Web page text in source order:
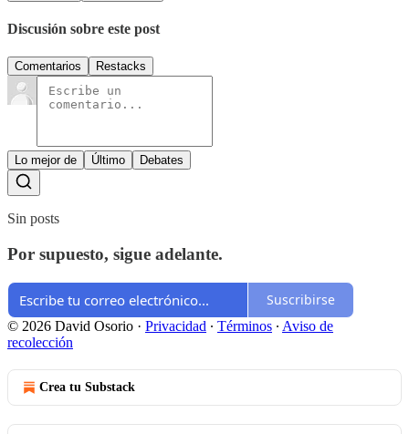
Discusión sobre este post
Comentarios Restacks
Lo mejor de Último Debates
Sin posts
Por supuesto, sigue adelante.
Suscribirse
© 2026 David Osorio · Privacidad ∙ Términos ∙ Aviso de
recolección
Crea tu Substack